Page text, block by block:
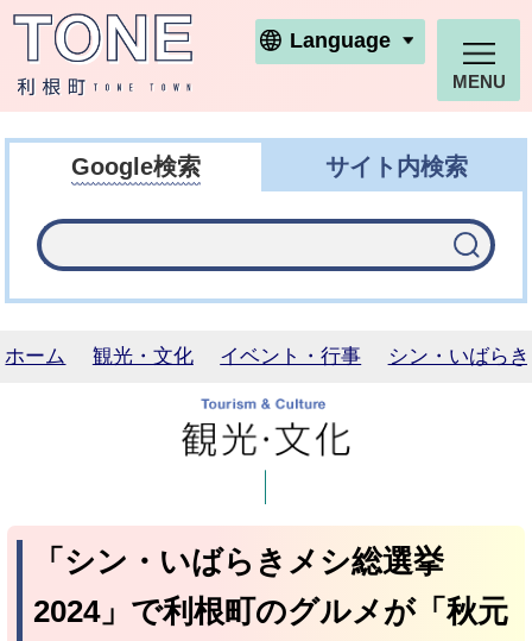
利根町ホームページ
Language
MENU
Google検索 サイト内検索
ホーム 観光・文化 イベント・行事 シン・いばら
「シン・いばらきメシ総選挙
2024」で利根町のグルメが「秋元